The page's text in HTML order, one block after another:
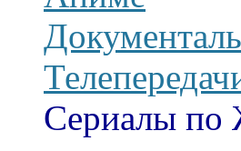
Сериалы по